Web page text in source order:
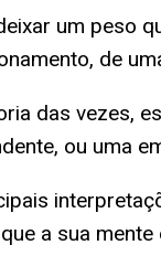
um peso
de
das vezes,
ou uma
a sua